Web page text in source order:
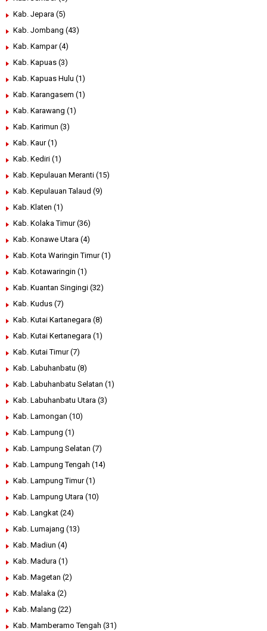
Kab. Jepara (5)
Kab. Jombang (43)
Kab. Kampar (4)
Kab. Kapuas (3)
Kab. Kapuas Hulu (1)
Kab. Karangasem (1)
Kab. Karawang (1)
Kab. Karimun (3)
Kab. Kaur (1)
Kab. Kediri (1)
Kab. Kepulauan Meranti (15)
Kab. Kepulauan Talaud (9)
Kab. Klaten (1)
Kab. Kolaka Timur (36)
Kab. Konawe Utara (4)
Kab. Kota Waringin Timur (1)
Kab. Kotawaringin (1)
Kab. Kuantan Singingi (32)
Kab. Kudus (7)
Kab. Kutai Kartanegara (8)
Kab. Kutai Kertanegara (1)
Kab. Kutai Timur (7)
Kab. Labuhanbatu (8)
Kab. Labuhanbatu Selatan (1)
Kab. Labuhanbatu Utara (3)
Kab. Lamongan (10)
Kab. Lampung (1)
Kab. Lampung Selatan (7)
Kab. Lampung Tengah (14)
Kab. Lampung Timur (1)
Kab. Lampung Utara (10)
Kab. Langkat (24)
Kab. Lumajang (13)
Kab. Madiun (4)
Kab. Madura (1)
Kab. Magetan (2)
Kab. Malaka (2)
Kab. Malang (22)
Kab. Mamberamo Tengah (31)